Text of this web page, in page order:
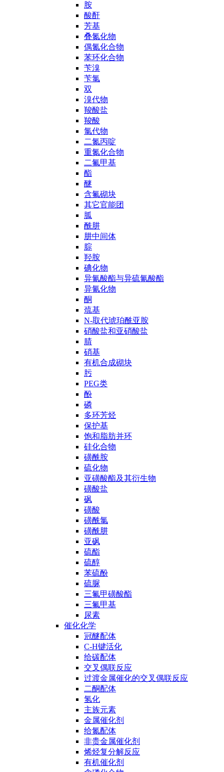
胺
酸酐
芳基
叠氮化物
偶氮化合物
苯环化合物
苄溴
苄氯
双
溴代物
羧酸盐
羧酸
氯代物
二氮丙啶
重氮化合物
二氟甲基
酯
醚
含氟砌块
其它官能团
胍
酰肼
肼中间体
腙
羟胺
碘化物
异氰酸酯与异硫氰酸酯
异氰化物
酮
巯基
N-取代琥珀酰亚胺
硝酸盐和亚硝酸盐
腈
硝基
有机合成砌块
肟
PEG类
酚
磷
多环芳烃
保护基
饱和脂肪并环
硅化合物
磺酰胺
硫化物
亚磺酸酯及其衍生物
磺酸盐
砜
磺酸
磺酰氯
磺酰肼
亚砜
硫酯
硫醇
苯硫酚
硫脲
三氟甲磺酸酯
三氟甲基
尿素
催化化学
冠醚配体
C-H键活化
给碳配体
交叉偶联反应
过渡金属催化的交叉偶联反应
二酮配体
氢化
主族元素
金属催化剂
给氮配体
非贵金属催化剂
烯烃复分解反应
有机催化剂